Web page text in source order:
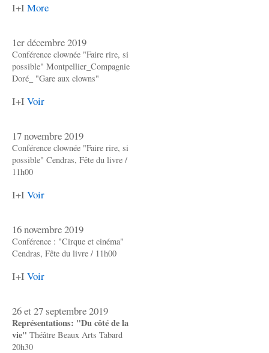
I+I More
1er décembre 2019
Conférence clownée "Faire rire, si
possible" Montpellier_Compagnie
Doré_ "Gare aux clowns"
I+I Voir
17 novembre 2019
Conférence clownée "Faire rire, si
possible" Cendras, Fête du livre /
11h00
I+I Voir
16 novembre 2019
Conférence : "Cirque et cinéma"
Cendras, Fête du livre / 11h00
I+I Voir
26 et 27 septembre 2019
Représentations: "Du côté de la
vie" Théâtre Beaux Arts Tabard
20h30